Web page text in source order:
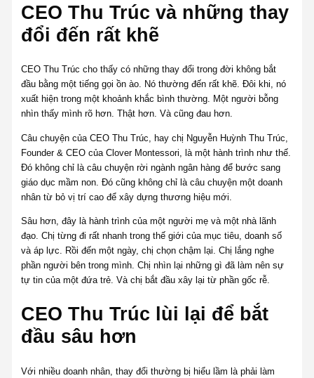
CEO Thu Trúc và những thay
đổi đến rất khẽ
CEO Thu Trúc cho thấy có những thay đổi trong đời không bắt
đầu bằng một tiếng gọi ồn ào. Nó thường đến rất khẽ. Đôi khi, nó
xuất hiện trong một khoảnh khắc bình thường. Một người bỗng
nhìn thấy mình rõ hơn. Thật hơn. Và cũng đau hơn.
Câu chuyện của CEO Thu Trúc, hay chị Nguyễn Huỳnh Thu Trúc,
Founder & CEO của Clover Montessori, là một hành trình như thế.
Đó không chỉ là câu chuyện rời ngành ngân hàng để bước sang
giáo dục mầm non. Đó cũng không chỉ là câu chuyện một doanh
nhân từ bỏ vị trí cao để xây dựng thương hiệu mới.
Sâu hơn, đây là hành trình của một người mẹ và một nhà lãnh
đạo. Chị từng đi rất nhanh trong thế giới của mục tiêu, doanh số
và áp lực. Rồi đến một ngày, chị chọn chậm lại. Chị lắng nghe
phần người bên trong mình. Chị nhìn lại những gì đã làm nên sự
tự tin của một đứa trẻ. Và chị bắt đầu xây lại từ phần gốc rễ.
CEO Thu Trúc lùi lại để bắt
đầu sâu hơn
Với nhiều doanh nhân, thay đổi thường bị hiểu lầm là phải làm